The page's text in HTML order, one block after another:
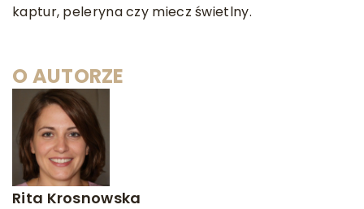
kaptur, peleryna czy miecz świetlny.
O AUTORZE
Rita Krosnowska